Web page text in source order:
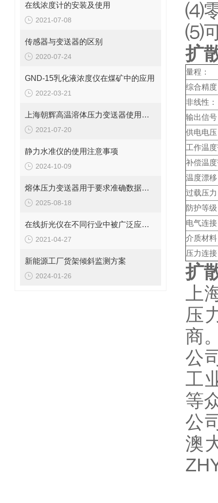
在线浓度计的安装及使用
2021-07-08
传感器与变送器的区别
2020-07-24
GND-15乳化液浓度仪在煤矿中的应用
2022-03-21
上海朝辉高温溶体压力变送器使用说明及接线方式
2021-07-20
静力水准仪的使用注意事项
2024-10-09
熔体压力变送器用于要求准确数据测量的各种场合
2025-08-18
在线折光仪在不同行业中被广泛应用的工艺类型
2021-04-27
新能源工厂货架倾斜监测方案
2024-01-26
⑷
⑸
扩
量程：
综合精
非线性：
输出信
供电电
工作温
补偿温
温度漂移
过载压
防护等级
电气连
介质材
压力连
扩
上
压
商
公
工
等
公
澳